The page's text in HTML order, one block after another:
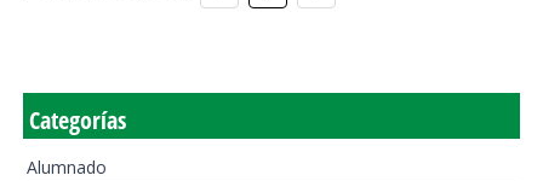
Categorías
Alumnado